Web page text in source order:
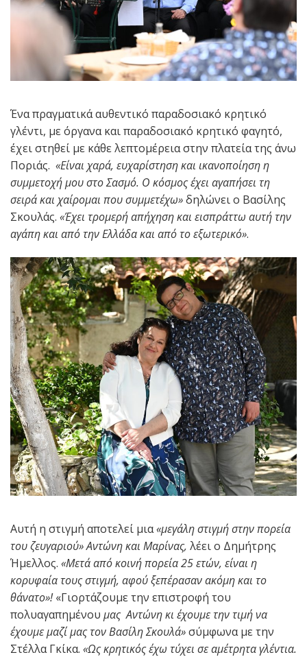
Ένα πραγματικά αυθεντικό παραδοσιακό κρητικό
γλέντι, με όργανα και παραδοσιακό κρητικό φαγητό,
έχει στηθεί με κάθε λεπτομέρεια στην πλατεία της άνω
Ποριάς. «Είναι χαρά, ευχαρίστηση και ικανοποίηση η
συμμετοχή μου στο Σασμό. Ο κόσμος έχει αγαπήσει τη
σειρά και χαίρομαι που συμμετέχω»δηλώνει ο Βασίλης
Σκουλάς. «Έχει τρομερή απήχηση και εισπράττω αυτή την
αγάπη και από την Ελλάδα και από το εξωτερικό».
Αυτή η στιγμή αποτελεί μια«μεγάλη στιγμή στην πορεία
του ζευγαριού» Αντώνη και Μαρίνας, λέει ο Δημήτρης
Ήμελλος. «Μετά από κοινή πορεία 25 ετών, είναι η
κορυφαία τους στιγμή, αφού ξεπέρασαν ακόμη και το
θάνατο»!«Γιορτάζουμε την επιστροφή του
πολυαγαπημένου μας Αντώνη κι έχουμε την τιμή να
έχουμε μαζί μας τον Βασίλη Σκουλά»σύμφωνα με την
Στέλλα Γκίκα. «Ως κρητικός έχω τύχει σε αμέτρητα γλέντια.